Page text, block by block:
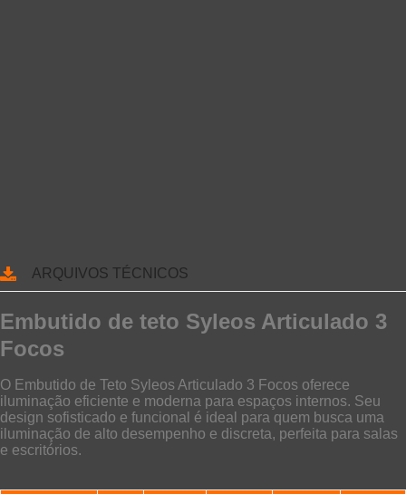
ARQUIVOS TÉCNICOS
Embutido de teto Syleos Articulado 3
Focos
O Embutido de Teto Syleos Articulado 3 Focos oferece
iluminação eficiente e moderna para espaços internos. Seu
design sofisticado e funcional é ideal para quem busca uma
iluminação de alto desempenho e discreta, perfeita para salas
e escritórios.